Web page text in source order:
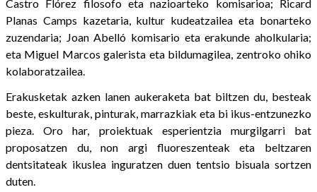
Castro Flórez filosofo eta nazioarteko komisarioa; Ricard
Planas Camps kazetaria, kultur kudeatzailea eta bonarteko
zuzendaria; Joan Abelló komisario eta erakunde aholkularia;
eta Miguel Marcos galerista eta bildumagilea, zentroko ohiko
kolaboratzailea.
Erakusketak azken lanen aukeraketa bat biltzen du, besteak
beste, eskulturak, pinturak, marrazkiak eta bi ikus-entzunezko
pieza. Oro har, proiektuak esperientzia murgilgarri bat
proposatzen du, non argi fluoreszenteak eta beltzaren
dentsitateak ikuslea inguratzen duen tentsio bisuala sortzen
duten.